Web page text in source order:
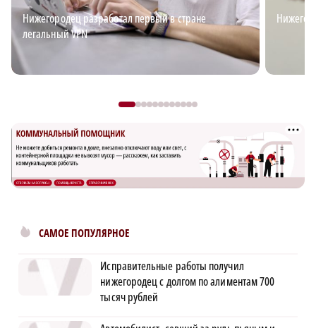
Нижегородец разработал первый в стране
легальный VPN
САМОЕ ПОПУЛЯРНОЕ
Исправительные работы получил
нижегородец с долгом по алиментам 700
тысяч рублей